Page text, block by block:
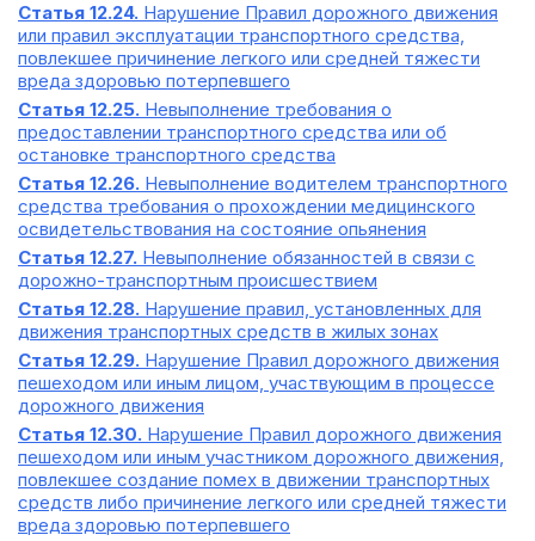
Статья 12.24. Нарушение Правил дорожного движения
или правил эксплуатации транспортного средства,
повлекшее причинение легкого или средней тяжести
вреда здоровью потерпевшего
Статья 12.25. Невыполнение требования о
предоставлении транспортного средства или об
остановке транспортного средства
Статья 12.26. Невыполнение водителем транспортного
средства требования о прохождении медицинского
освидетельствования на состояние опьянения
Статья 12.27. Невыполнение обязанностей в связи с
дорожно-транспортным происшествием
Статья 12.28. Нарушение правил, установленных для
движения транспортных средств в жилых зонах
Статья 12.29. Нарушение Правил дорожного движения
пешеходом или иным лицом, участвующим в процессе
дорожного движения
Статья 12.30. Нарушение Правил дорожного движения
пешеходом или иным участником дорожного движения,
повлекшее создание помех в движении транспортных
средств либо причинение легкого или средней тяжести
вреда здоровью потерпевшего